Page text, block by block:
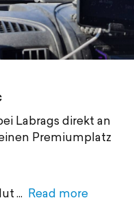
Labrags direkt an
Premiumplatz
Read more